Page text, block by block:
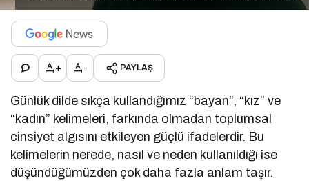
+ - PAYLAŞ
Günlük dilde sıkça kullandığımız “bayan”, “kız” ve
“kadın” kelimeleri, farkında olmadan toplumsal
cinsiyet algısını etkileyen güçlü ifadelerdir. Bu
kelimelerin nerede, nasıl ve neden kullanıldığı ise
düşündüğümüzden çok daha fazla anlam taşır.